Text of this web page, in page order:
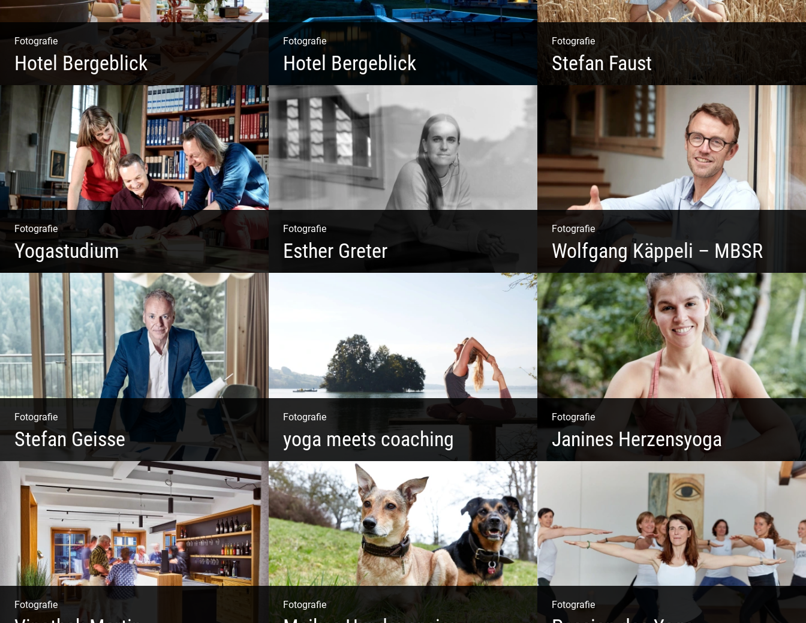
Fotografie
Hotel Bergeblick
Zweites Shooting für das Designhotel in Bad Tölz
Fotografie
Hotel Bergeblick
Wunderbare Architektur, außergewöhnliches Design –
eine Oase der Ruhe und Entspannung. Ausgedehnte
Fotostrecke
Fotografie
Stefan Faust
Fotografie
Yogastudium
Philosophie | Asana | Yogapraxis
Fotografie
Esther Greter
Fotografie
Wolfgang Käppeli – MBSR
Shooting: Achtsamkeitstrainer
Fotografie
Stefan Geisse
Shooting: Trainer und Coach
Fotografie
yoga meets coaching
Sonnengruß Katharina Kirchner
Fotografie
Janines Herzensyoga
Spontanes Yoga-Shooting
Fotografie Fotografie Fotografie